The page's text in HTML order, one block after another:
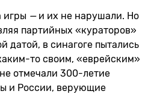
игры — и их не нарушали. Но
партийных «кураторов»
датой, в синагоге пытались
то своим, «еврейским»
отмечали 300-летие
и России, верующие